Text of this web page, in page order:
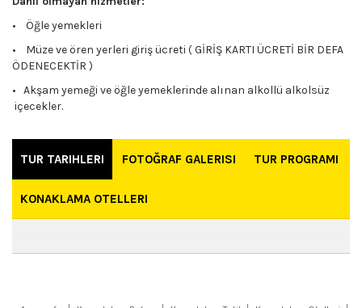
• Öğle yemekleri
• Müze ve ören yerleri giriş ücreti ( GİRİŞ KARTI ÜCRETİ BİR DEFA
ÖDENECEKTİR )
• Akşam yemeği ve öğle yemeklerinde alınan alkollü alkolsüz
içecekler.
TUR TARIHLERI FOTOĞRAF GALERISI TUR PROGRAMI
KONAKLAMA OTELLERI